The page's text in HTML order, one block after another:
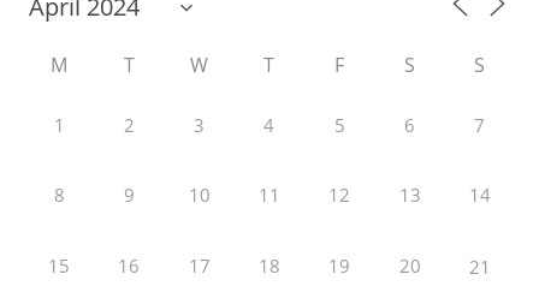
M T W T F S S
1 2 3 4 5 6 7
8 9 10 11 12 13 14
15 16 17 18 19 20 21